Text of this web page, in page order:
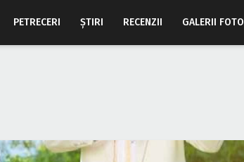
PETRECERI ŞTIRI RECENZII GALERII FOTO